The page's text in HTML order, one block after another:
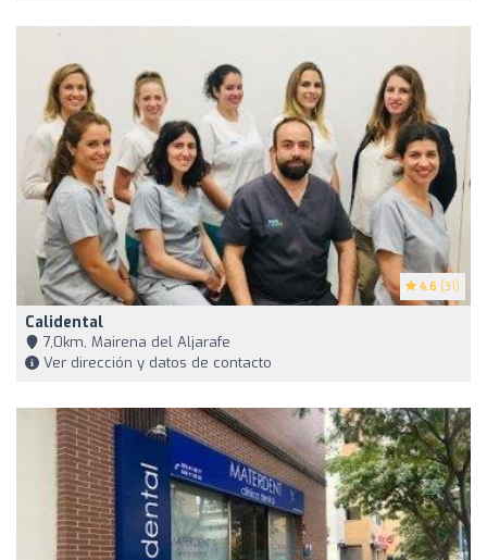
4.6 (31)
Calidental
7,0km, Mairena del Aljarafe
Ver dirección y datos de contacto